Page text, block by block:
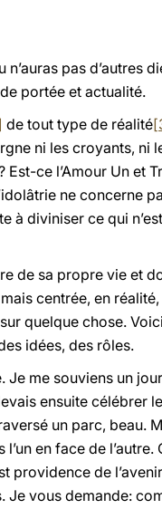
pas d’autres
portée et actualité.
de tout type de réalité
ni les croyants, ni
ce l’Amour Un et
ne concerne
à diviniser ce qui
de sa propre vie et
centrée, en
quelque chose.
idées, des rôles.
me souviens un
ensuite célébrer
un parc, beau.
en face de l’autre.
providence de
Je vous demande: